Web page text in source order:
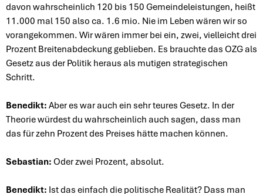
davon wahrscheinlich 120 bis 150 Gemeindeleistungen, heißt
11.000 mal 150 also ca. 1.6 mio. Nie im Leben wären wir so
vorangekommen. Wir wären immer bei ein, zwei, vielleicht drei
Prozent Breitenabdeckung geblieben. Es brauchte das OZG als
Gesetz aus der Politik heraus als mutigen strategischen
Schritt.
Benedikt: Aber es war auch ein sehr teures Gesetz. In der
Theorie würdest du wahrscheinlich auch sagen, dass man
das für zehn Prozent des Preises hätte machen können.
Sebastian: Oder zwei Prozent, absolut.
Benedikt: Ist das einfach die politische Realität? Dass man